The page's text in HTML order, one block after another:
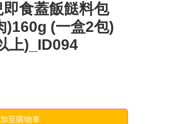
食蓋飯餸料包
)160g (一盒2包)
上)_ID094
加至購物車